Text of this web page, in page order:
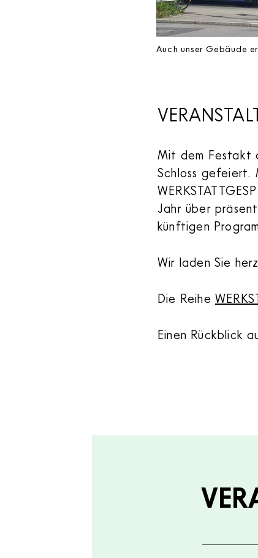
Auch unser Gebäude
Mit dem Festakt
Schloss gefeiert.
Jahr über
künftigen
Wir laden Sie
Die Reihe
Einen Rückblick